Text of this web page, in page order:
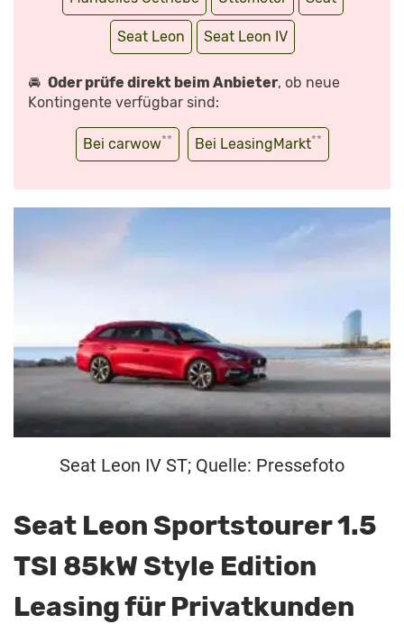
Seat Leon Seat Leon IV
🚘 Oder prüfe direkt beim Anbieter, ob neue
Kontingente verfügbar sind:
Bei carwow** Bei LeasingMarkt**
Seat Leon IV ST; Quelle: Pressefoto
Seat Leon Sportstourer 1.5
TSI 85kW Style Edition
Leasing für Privatkunden